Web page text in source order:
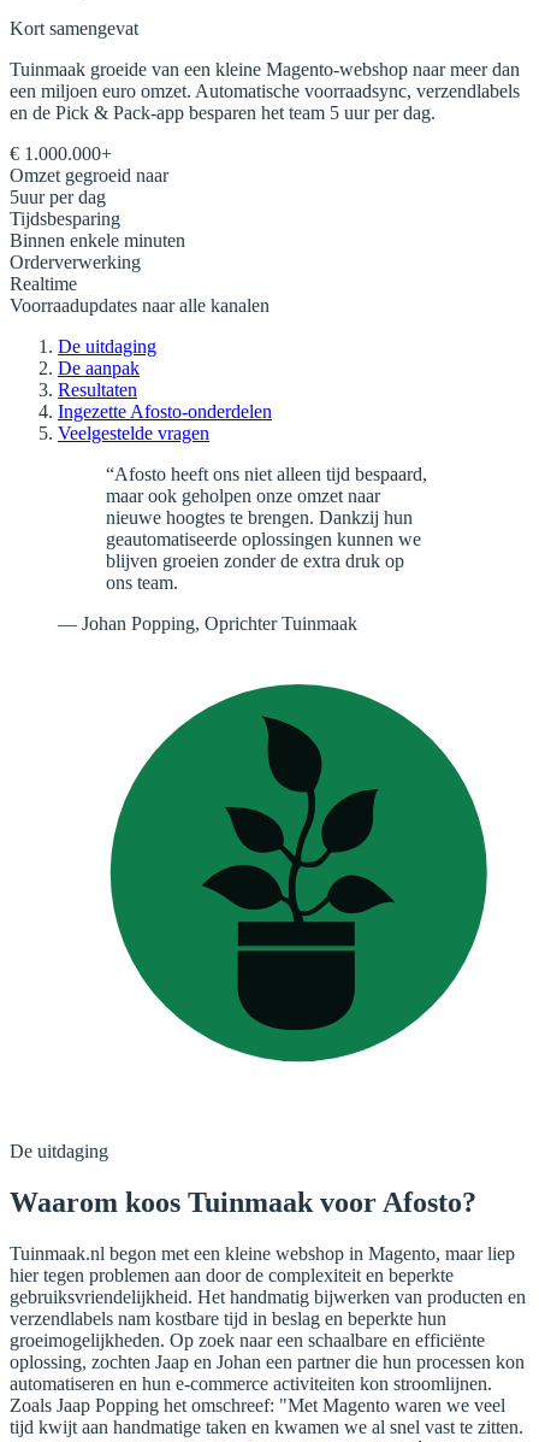
Kort samengevat
Tuinmaak groeide van een kleine Magento-webshop naar meer dan
een miljoen euro omzet. Automatische voorraadsync, verzendlabels
en de Pick & Pack-app besparen het team 5 uur per dag.
€ 1.000.000+
Omzet gegroeid naar
5uur per dag
Tijdsbesparing
Binnen enkele minuten
Orderverwerking
Realtime
Voorraadupdates naar alle kanalen
De uitdaging
De aanpak
Resultaten
Ingezette Afosto-onderdelen
Veelgestelde vragen
“Afosto heeft ons niet alleen tijd bespaard,
maar ook geholpen onze omzet naar
nieuwe hoogtes te brengen. Dankzij hun
geautomatiseerde oplossingen kunnen we
blijven groeien zonder de extra druk op
ons team.
— Johan Popping, Oprichter Tuinmaak
De uitdaging
Waarom koos Tuinmaak voor Afosto?
Tuinmaak.nl begon met een kleine webshop in Magento, maar liep
hier tegen problemen aan door de complexiteit en beperkte
gebruiksvriendelijkheid. Het handmatig bijwerken van producten en
verzendlabels nam kostbare tijd in beslag en beperkte hun
groeimogelijkheden. Op zoek naar een schaalbare en efficiënte
oplossing, zochten Jaap en Johan een partner die hun processen kon
automatiseren en hun e-commerce activiteiten kon stroomlijnen.
Zoals Jaap Popping het omschreef: "Met Magento waren we veel
tijd kwijt aan handmatige taken en kwamen we al snel vast te zitten.